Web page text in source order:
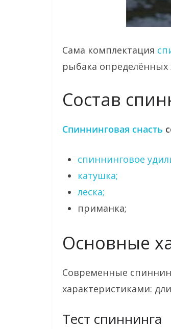
Сама комплектация
рыбака
Состав
Спиннинговая снасть
спиннинговое
катушка;
леска;
приманка;
Основные
Современные
характеристиками:
Тест спиннинга